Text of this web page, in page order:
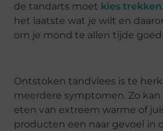
de tandarts moet kies trekken
het laatste wat je wilt en
om je mond te allen tijde
Ontstoken tandvlees is te
meerdere symptomen. Zo
eten van extreem warme of
producten een naar gevoel in